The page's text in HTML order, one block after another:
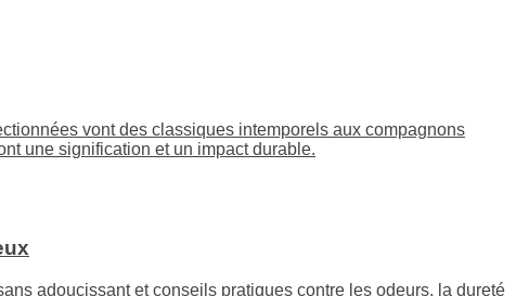
vont des classiques intemporels aux compagnons
une signification et un impact durable.
adoucissant et conseils pratiques contre les odeurs, la dureté